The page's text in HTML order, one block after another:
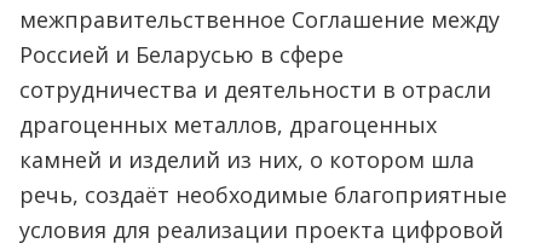
межправительственное Соглашение между
Россией и Беларусью в сфере
сотрудничества и деятельности в отрасли
драгоценных металлов, драгоценных
камней и изделий из них, о котором шла
речь, создаёт необходимые благоприятные
условия для реализации проекта цифровой